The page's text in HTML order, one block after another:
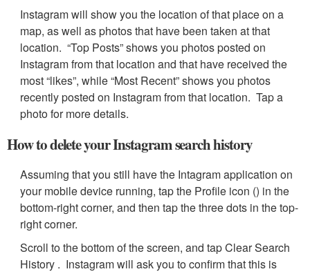
Instagram will show you the location of that place on a
map, as well as photos that have been taken at that
location. “Top Posts” shows you photos posted on
Instagram from that location and that have received the
most “likes”, while “Most Recent” shows you photos
recently posted on Instagram from that location. Tap a
photo for more details.
How to delete your Instagram search history
Assuming that you still have the Intagram application on
your mobile device running, tap the Profile icon () in the
bottom-right corner, and then tap the three dots in the top-
right corner.
Scroll to the bottom of the screen, and tap Clear Search
History . Instagram will ask you to confirm that this is